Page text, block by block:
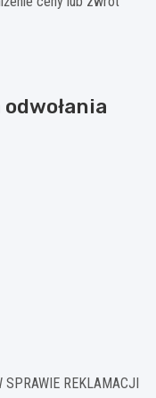
REKLAMACJI